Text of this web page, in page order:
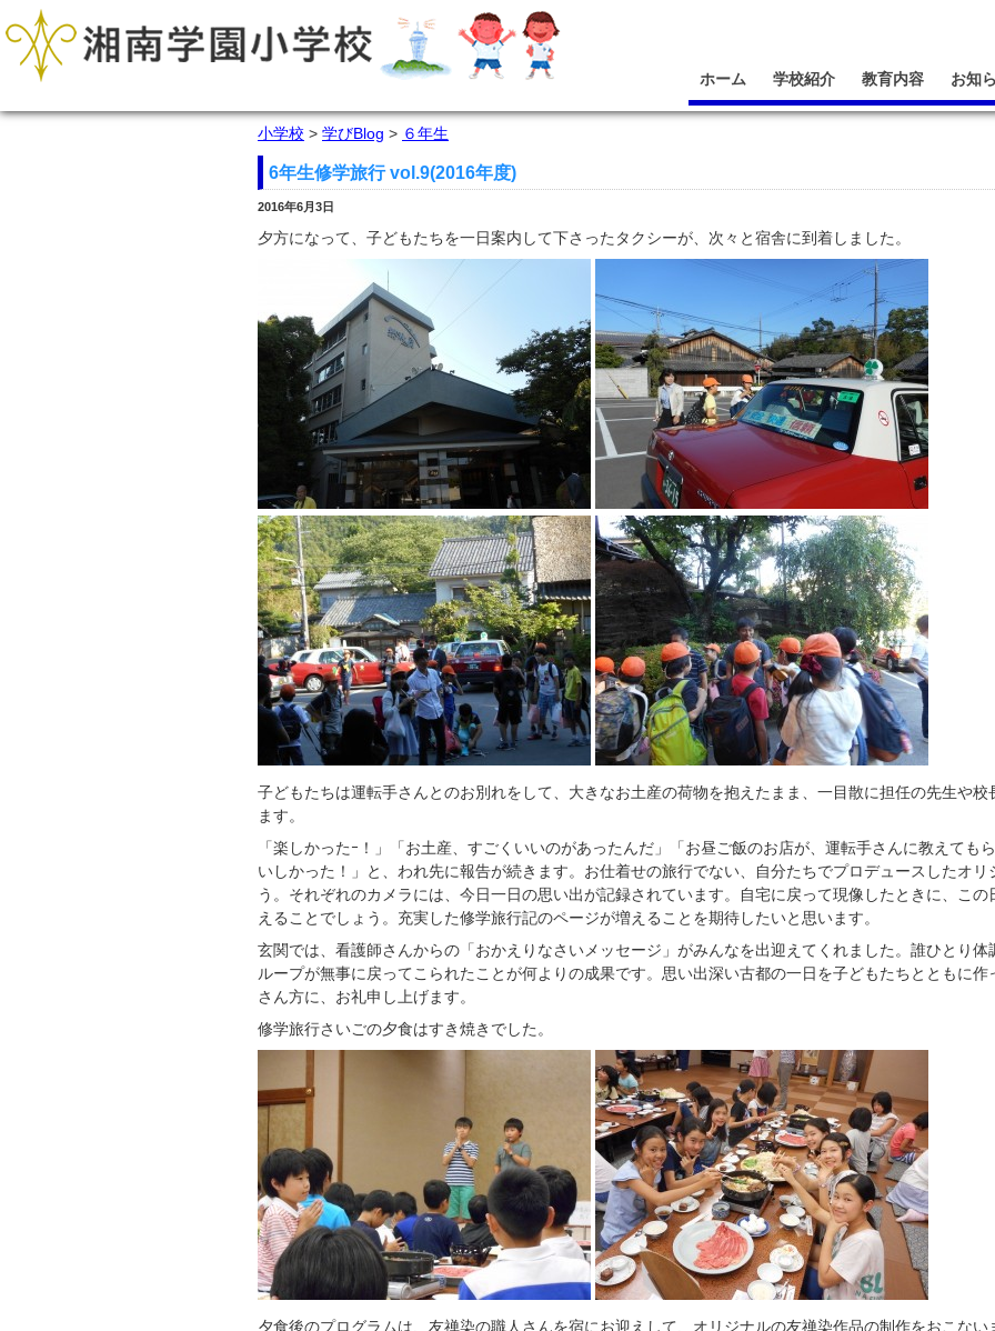
ホーム 学校紹介 教育内容 お知
小学校 > 学びBlog > ６年生
6年生修学旅行 vol.9(2016年度)
2016年6月3日
夕方になって、子どもたちを一日案内して下さったタクシーが、次々と宿舎に到着しました。
子どもたちは運転手さんとのお別れをして、大きなお土産の荷物を抱えたまま、一目散に担任の先生や
ます。
「楽しかったｰ！」「お土産、すごくいいのがあったんだ」「お昼ご飯のお店が、運転手さんに教えても
いしかった！」と、われ先に報告が続きます。お仕着せの旅行でない、自分たちでプロデュースしたオ
う。それぞれのカメラには、今日一日の思い出が記録されています。自宅に戻って現像したときに、こ
えることでしょう。充実した修学旅行記のページが増えることを期待したいと思います。
玄関では、看護師さんからの「おかえりなさいメッセージ」がみんなを出迎えてくれました。誰ひとり
ループが無事に戻ってこられたことが何よりの成果です。思い出深い古都の一日を子どもたちとともに
さん方に、お礼申し上げます。
修学旅行さいごの夕食はすき焼きでした。
夕食後のプログラムは、友禅染の職人さんを宿にお迎えして、オリジナルの友禅染作品の制作をおこない